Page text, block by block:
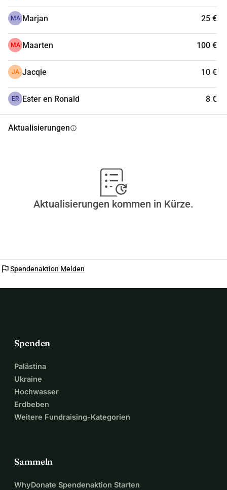
MA Marjan 25 €
MA Maarten 100 €
JA Jacqie 10 €
ER Ester en Ronald 8 €
Aktualisierungeninfo
Aktualisierungen kommen in Kürze.
flagSpendenaktion Melden
Spenden
Palästina
Ukraine
Hochwasser
Erdbeben
Weitere Fundraising-Kategorien
Sammeln
WhyDonate Spendenaktion Starten